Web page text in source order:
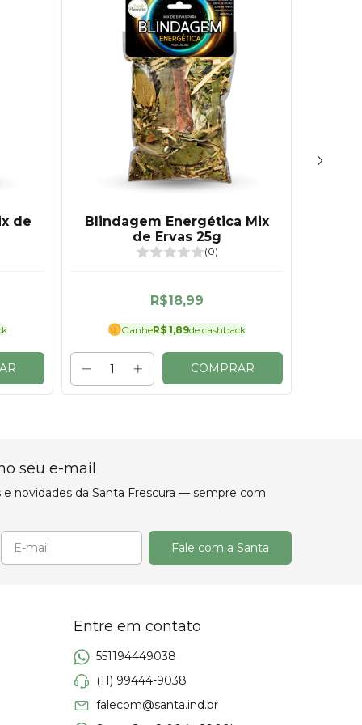
de
Blindagem Energética Mix
de Ervas 25g
(0)
R$18,99
GanheR$ 1,89de cashback
COMPRAR
seu e-mail
e novidades da Santa Frescura — sempre com
Entre em contato
551194449038
(11) 99444-9038
falecom@santa.ind.br